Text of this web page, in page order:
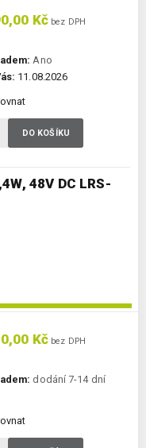
48V DC LRS-
Kč bez DPH
Ano
11.08.2026
DO KOŠÍKU
Kč bez DPH
dodání 7-14 dní